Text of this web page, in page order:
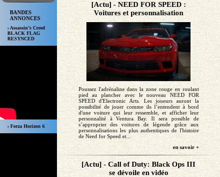
BANDES
ANNONCES
› Assassin’s Creed
BLACK FLAG
RESYNCED
› Forza Horizon 6
[Actu] - NEED FOR SPEED :
Voitures et personnalisation
Poussez l'adrénaline dans la zone rouge en roulant
pied au plancher avec le nouveau NEED FOR
SPEED d'Electronic Arts. Les joueurs auront la
possibilité de jouer comme ils l’entendent à bord
d'une voiture qui leur ressemble, et afficher leur
personnalité à Ventura Bay. Il sera possible de
s’approprier des voitures de légende grâce aux
personnalisations les plus authentiques de l'histoire
de Need for Speed et...
en savoir +
[Actu] - Call of Duty: Black Ops III
se dévoile en vidéo